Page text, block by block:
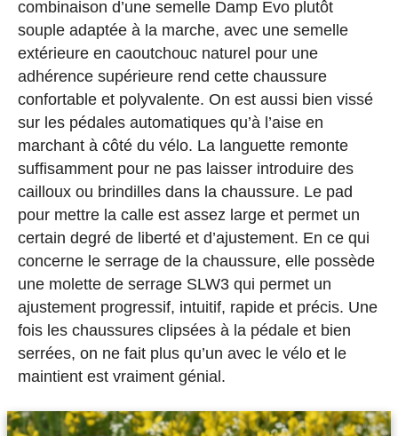
combinaison d’une semelle Damp Evo plutôt
souple adaptée à la marche, avec une semelle
extérieure en caoutchouc naturel pour une
adhérence supérieure rend cette chaussure
confortable et polyvalente. On est aussi bien vissé
sur les pédales automatiques qu’à l’aise en
marchant à côté du vélo. La languette remonte
suffisamment pour ne pas laisser introduire des
cailloux ou brindilles dans la chaussure. Le pad
pour mettre la calle est assez large et permet un
certain degré de liberté et d’ajustement. En ce qui
concerne le serrage de la chaussure, elle possède
une molette de serrage SLW3 qui permet un
ajustement progressif, intuitif, rapide et précis. Une
fois les chaussures clipsées à la pédale et bien
serrées, on ne fait plus qu’un avec le vélo et le
maintient est vraiment génial.